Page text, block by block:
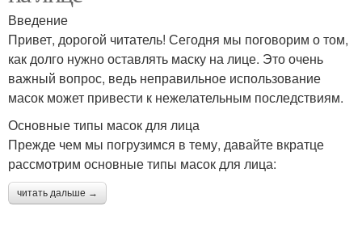
Введение
Привет, дорогой читатель! Сегодня мы поговорим о том,
как долго нужно оставлять маску на лице. Это очень
важный вопрос, ведь неправильное использование
масок может привести к нежелательным последствиям.
Основные типы масок для лица
Прежде чем мы погрузимся в тему, давайте вкратце
рассмотрим основные типы масок для лица:
читать дальше →